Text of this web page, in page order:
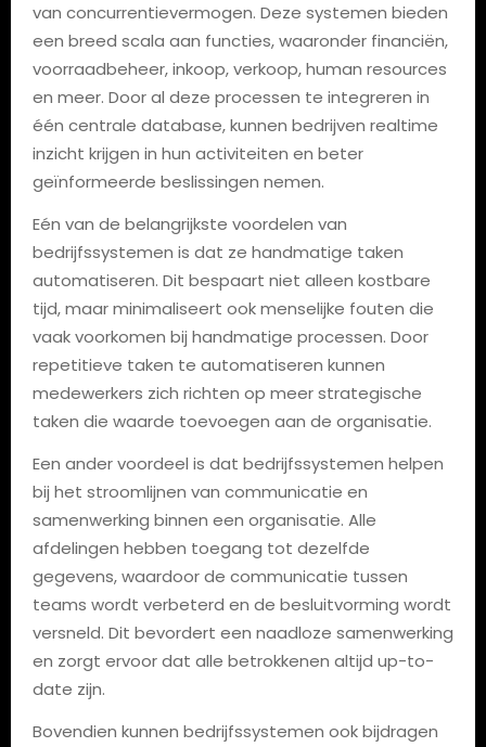
van concurrentievermogen. Deze systemen bieden
een breed scala aan functies, waaronder financiën,
voorraadbeheer, inkoop, verkoop, human resources
en meer. Door al deze processen te integreren in
één centrale database, kunnen bedrijven realtime
inzicht krijgen in hun activiteiten en beter
geïnformeerde beslissingen nemen.
Eén van de belangrijkste voordelen van
bedrijfssystemen is dat ze handmatige taken
automatiseren. Dit bespaart niet alleen kostbare
tijd, maar minimaliseert ook menselijke fouten die
vaak voorkomen bij handmatige processen. Door
repetitieve taken te automatiseren kunnen
medewerkers zich richten op meer strategische
taken die waarde toevoegen aan de organisatie.
Een ander voordeel is dat bedrijfssystemen helpen
bij het stroomlijnen van communicatie en
samenwerking binnen een organisatie. Alle
afdelingen hebben toegang tot dezelfde
gegevens, waardoor de communicatie tussen
teams wordt verbeterd en de besluitvorming wordt
versneld. Dit bevordert een naadloze samenwerking
en zorgt ervoor dat alle betrokkenen altijd up-to-
date zijn.
Bovendien kunnen bedrijfssystemen ook bijdragen